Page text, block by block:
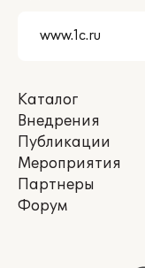
Каталог
Внедрения
Публикации
Мероприятия
Партнеры
Форум